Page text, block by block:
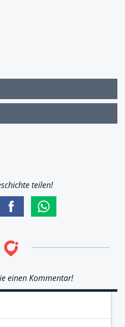
teilen!
einen Kommentar!